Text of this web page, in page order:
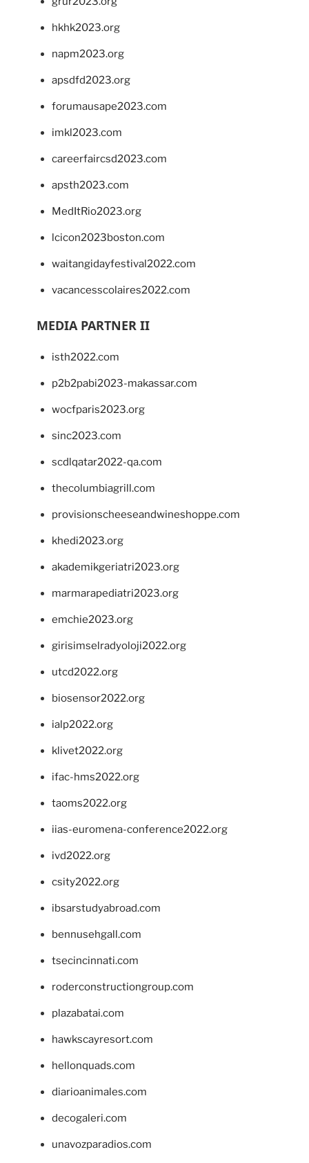
hkhk2023.org
napm2023.org
apsdfd2023.org
forumausape2023.com
imkl2023.com
careerfaircsd2023.com
apsth2023.com
MedItRio2023.org
lcicon2023boston.com
waitangidayfestival2022.com
vacancesscolaires2022.com
MEDIA PARTNER II
isth2022.com
p2b2pabi2023-makassar.com
wocfparis2023.org
sinc2023.com
scdlqatar2022-qa.com
thecolumbiagrill.com
provisionscheeseandwineshoppe.com
khedi2023.org
akademikgeriatri2023.org
marmarapediatri2023.org
emchie2023.org
girisimselradyoloji2022.org
utcd2022.org
biosensor2022.org
ialp2022.org
klivet2022.org
ifac-hms2022.org
taoms2022.org
iias-euromena-conference2022.org
ivd2022.org
csity2022.org
ibsarstudyabroad.com
bennusehgall.com
tsecincinnati.com
roderconstructiongroup.com
plazabatai.com
hawkscayresort.com
hellonquads.com
diarioanimales.com
decogaleri.com
unavozparadios.com